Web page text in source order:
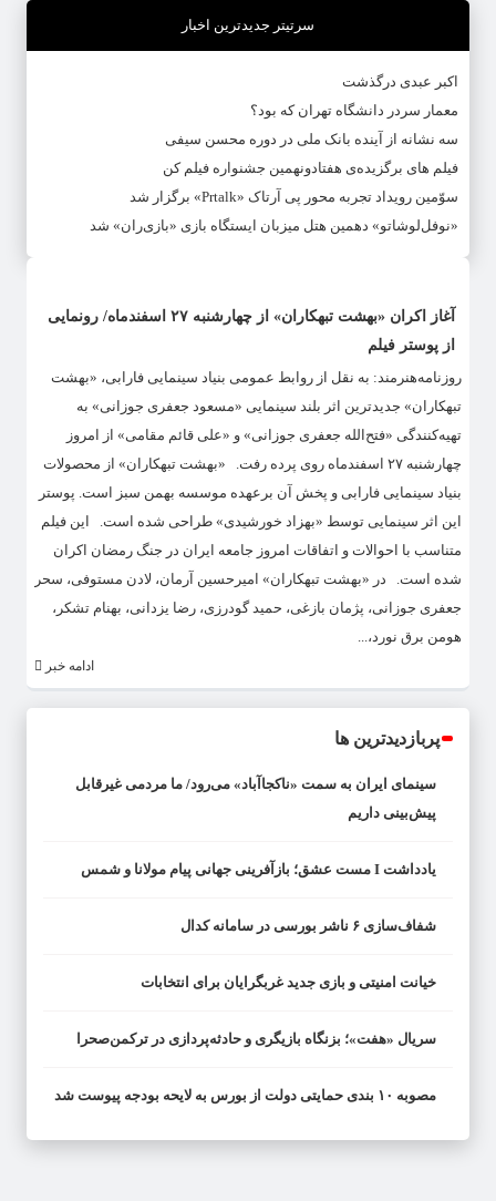
سرتیتر جدیدترین اخبار
اکبر عبدی درگذشت
معمار سردر دانشگاه تهران که بود؟
سه نشانه از آینده بانک ملی در دوره محسن سیفی
فیلم های برگزیده‌ی هفتادونهمین جشنواره فیلم کن
سوّمین رویداد تجربه محور پی آرتاک «Prtalk» برگزار شد
«نوفل‌لوشاتو» دهمین هتل میزبان ایستگاه بازی «بازی‌ران» شد
آغاز اکران «بهشت تبهکاران» از چهارشنبه ۲۷ اسفندماه/ رونمایی
از پوستر فیلم
روزنامه‌هنرمند: به نقل از روابط عمومی بنیاد سینمایی فارابی، «بهشت
تبهکاران» جدیدترین اثر بلند سینمایی «مسعود جعفری جوزانی» به
تهیه‌کنندگی «فتح‌الله جعفری جوزانی» و «علی قائم ‌مقامی» از امروز
چهارشنبه ۲۷ اسفندماه روی پرده رفت. «بهشت تبهکاران» از محصولات
بنیاد سینمایی فارابی و پخش آن برعهده موسسه بهمن سبز است. پوستر
این اثر سینمایی توسط «بهزاد خورشیدی» طراحی شده است. این فیلم
متناسب با احوالات و اتفاقات امروز جامعه ایران در جنگ رمضان اکران
شده است. در «بهشت تبهکاران» امیرحسین آرمان، لادن مستوفی، سحر
جعفری جوزانی، پژمان بازغی، حمید گودرزی، رضا یزدانی، بهنام تشکر،
هومن برق‌ نورد،...
ادامه خبر
پربازدیدترین ها
سینمای ایران به سمت «ناکجاآباد» می‌رود/ ما مردمی غیرقابل
پیش‌بینی داریم
یادداشت I مست عشق؛ بازآفرینی جهانی پیام مولانا و شمس
شفاف‌سازی ۶ ناشر بورسی در سامانه کدال
خیانت امنیتی و بازی جدید غربگرایان برای انتخابات
سریال «هفت»؛ بزنگاه بازیگری و حادثه‌پردازی در ترکمن‌صحرا
مصوبه ۱۰ بندی حمایتی دولت از بورس به لایحه بودجه پیوست شد